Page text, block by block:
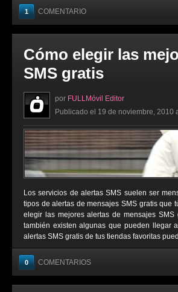
1 COMENTARIO
Cómo elegir las
SMS gratis
por FULLMóvil Editor
Publicado el 19 de noviembre, 2010
Los servicios de alertas SMS suelen ser
tipos de alertas de mensajes SMS gratis que
elegir las mejores alertas de mensajes
también existen algunas que pueden llegar
alertas SMS gratis de tus tiendas favoritas
0 COMENTARIOS